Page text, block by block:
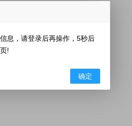
息，请登录后再操作，5秒后
!
确定